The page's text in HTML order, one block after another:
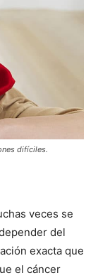
difíciles.
veces se
del
exacta que
el cáncer